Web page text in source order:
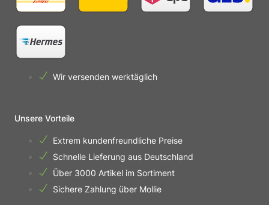
Wir versenden werktäglich
Unsere Vorteile
Extrem kundenfreundliche Preise
Schnelle Lieferung aus Deutschland
Über 3000 Artikel im Sortiment
Sichere Zahlung über Mollie